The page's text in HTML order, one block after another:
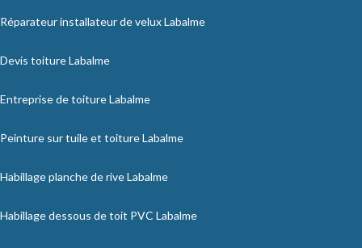
Réparateur installateur de velux Labalme
Devis toiture Labalme
Entreprise de toiture Labalme
Peinture sur tuile et toiture Labalme
Habillage planche de rive Labalme
Habillage dessous de toit PVC Labalme